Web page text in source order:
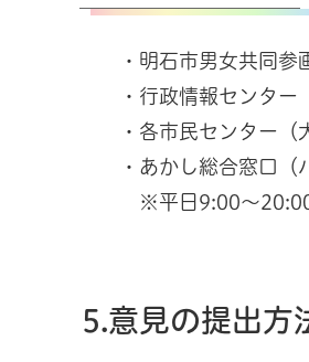
・明石市男女共同参
・行政情報センター
・各市民センター（大
・あかし総合窓口（パ
※平日9:00～20:00
5.意見の提出方